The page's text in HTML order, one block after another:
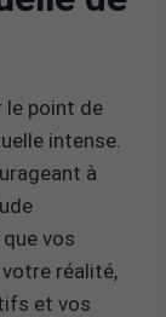
le point de
intense.
à
vos
réalité,
et vos